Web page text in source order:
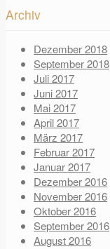
Archiv
Dezember 2018
September 2018
Juli 2017
Juni 2017
Mai 2017
April 2017
März 2017
Februar 2017
Januar 2017
Dezember 2016
November 2016
Oktober 2016
September 2016
August 2016